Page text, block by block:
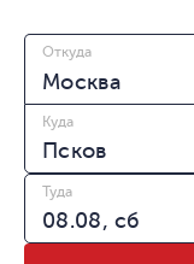
Откуда
Куда
Туда